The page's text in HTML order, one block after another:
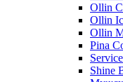
Ollin
Ollin
Ollin
Pina
Shine